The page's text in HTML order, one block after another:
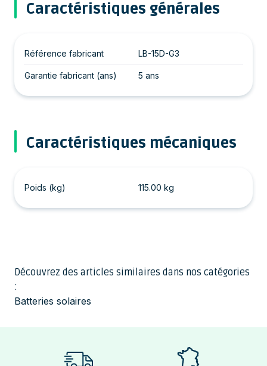
Caractéristiques générales
Référence fabricant LB-15D-G3
Garantie fabricant (ans) 5 ans
Caractéristiques mécaniques
Poids (kg) 115.00 kg
Découvrez des articles similaires dans nos catégories
:
Batteries solaires